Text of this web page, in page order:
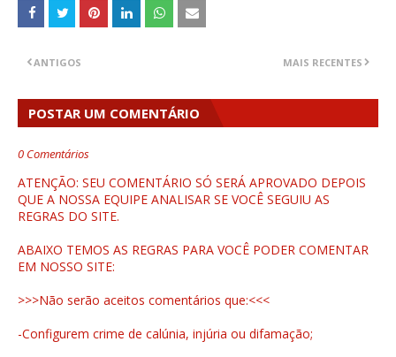
MAIS RECENTES
ANTIGOS
POSTAR UM COMENTÁRIO
0 Comentários
ATENÇÃO: SEU COMENTÁRIO SÓ SERÁ APROVADO DEPOIS
QUE A NOSSA EQUIPE ANALISAR SE VOCÊ SEGUIU AS
REGRAS DO SITE.
ABAIXO TEMOS AS REGRAS PARA VOCÊ PODER COMENTAR
EM NOSSO SITE:
>>>Não serão aceitos comentários que:<<<
-Configurem crime de calúnia, injúria ou difamação;